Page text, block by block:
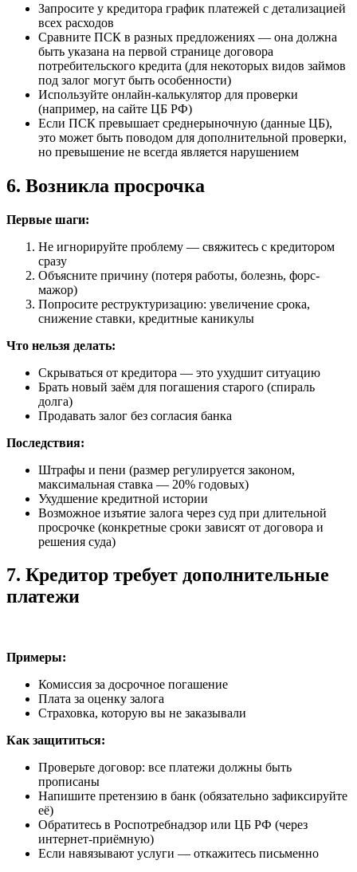
Запросите у кредитора график платежей с детализацией
всех расходов
Сравните ПСК в разных предложениях — она должна
быть указана на первой странице договора
потребительского кредита (для некоторых видов займов
под залог могут быть особенности)
Используйте онлайн-калькулятор для проверки
(например, на сайте ЦБ РФ)
Если ПСК превышает среднерыночную (данные ЦБ),
это может быть поводом для дополнительной проверки,
но превышение не всегда является нарушением
6. Возникла просрочка
Первые шаги:
Не игнорируйте проблему — свяжитесь с кредитором
сразу
Объясните причину (потеря работы, болезнь, форс-
мажор)
Попросите реструктуризацию: увеличение срока,
снижение ставки, кредитные каникулы
Что нельзя делать:
Скрываться от кредитора — это ухудшит ситуацию
Брать новый заём для погашения старого (спираль
долга)
Продавать залог без согласия банка
Последствия:
Штрафы и пени (размер регулируется законом,
максимальная ставка — 20% годовых)
Ухудшение кредитной истории
Возможное изъятие залога через суд при длительной
просрочке (конкретные сроки зависят от договора и
решения суда)
7. Кредитор требует дополнительные
платежи
Примеры:
Комиссия за досрочное погашение
Плата за оценку залога
Страховка, которую вы не заказывали
Как защититься:
Проверьте договор: все платежи должны быть
прописаны
Напишите претензию в банк (обязательно зафиксируйте
её)
Обратитесь в Роспотребнадзор или ЦБ РФ (через
интернет-приёмную)
Если навязывают услуги — откажитесь письменно